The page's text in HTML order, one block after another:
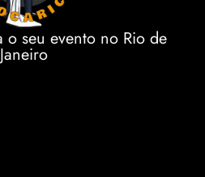
o seu evento no Rio de
Janeiro